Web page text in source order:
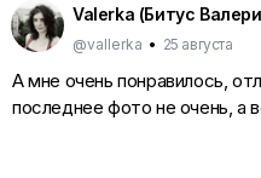
Valerka (Битус
@vallerka • 25 августа
А мне очень понравилось,
последнее фото не очень,